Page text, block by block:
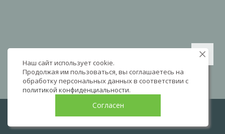
Наш сайт использует cookie.
Продолжая им пользоваться, вы соглашаетесь на
обработку персональных данных в соответствии с
политикой конфиденциальности.
Согласен